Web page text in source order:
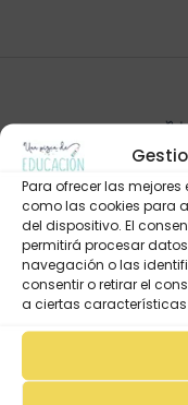
Para ofrecer las
como las cookies para
del dispositivo. El
permitirá procesar
navegación o las
consentir o retirar el
a ciertas características